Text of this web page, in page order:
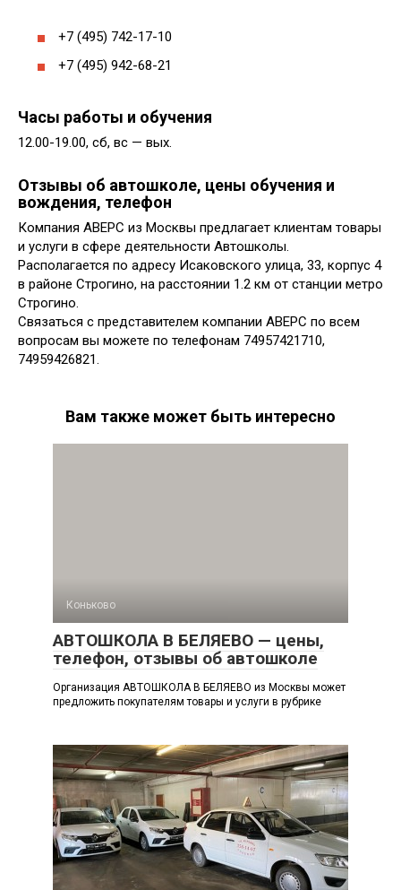
+7 (495) 742-17-10
+7 (495) 942-68-21
Часы работы и обучения
12.00-19.00, сб, вс — вых.
Отзывы об автошколе, цены обучения и
вождения, телефон
Компания АВЕРС из Москвы предлагает клиентам товары
и услуги в сфере деятельности Автошколы.
Располагается по адресу Исаковского улица, 33, корпус 4
в районе Строгино, на расстоянии 1.2 км от станции метро
Строгино.
Связаться с представителем компании АВЕРС по всем
вопросам вы можете по телефонам 74957421710,
74959426821.
Вам также может быть интересно
Коньково
АВТОШКОЛА В БЕЛЯЕВО — цены,
телефон, отзывы об автошколе
Организация АВТОШКОЛА В БЕЛЯЕВО из Москвы может
предложить покупателям товары и услуги в рубрике